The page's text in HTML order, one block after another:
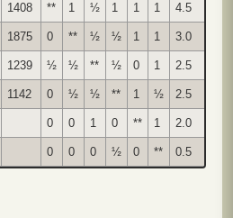
1408 ** 1 ½ 1 1 1 4.5
1875 0 ** ½ ½ 1 1 3.0
1239 ½ ½ ** ½ 0 1 2.5
1142 0 ½ ½ ** 1 ½ 2.5
0 0 1 0 ** 1 2.0
0 0 0 ½ 0 ** 0.5